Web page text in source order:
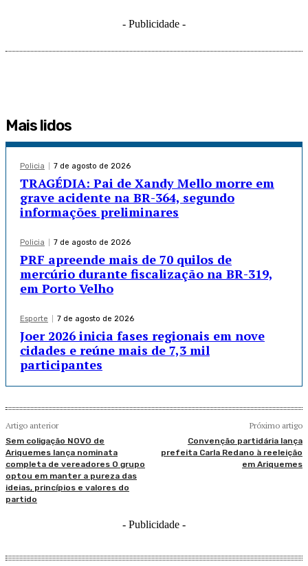
- Publicidade -
Mais lidos
Policia 7 de agosto de 2026
TRAGÉDIA: Pai de Xandy Mello morre em
grave acidente na BR-364, segundo
informações preliminares
Policia 7 de agosto de 2026
PRF apreende mais de 70 quilos de
mercúrio durante fiscalização na BR-319,
em Porto Velho
Esporte 7 de agosto de 2026
Joer 2026 inicia fases regionais em nove
cidades e reúne mais de 7,3 mil
participantes
Artigo anterior
Sem coligação NOVO de
Ariquemes lança nominata
completa de vereadores O grupo
optou em manter a pureza das
ideias, princípios e valores do
partido
Próximo artigo
Convenção partidária lança
prefeita Carla Redano à reeleição
em Ariquemes
- Publicidade -